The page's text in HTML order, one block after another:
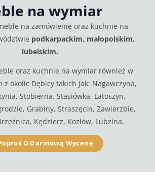
na wymiar
na zamówienie oraz kuchnie na
podkarpackim, małopolskim,
lubelskim.
oraz kuchnie na wymiar również w
z okolic Dębicy takich jak: Nagawczyna,
Stobierna, Stasiówka, Latoszyn,
Grabiny, Straszęcin, Zawierzbie,
Kędzierz, Kozłów, Lubzina.
O Darmową Wycenę